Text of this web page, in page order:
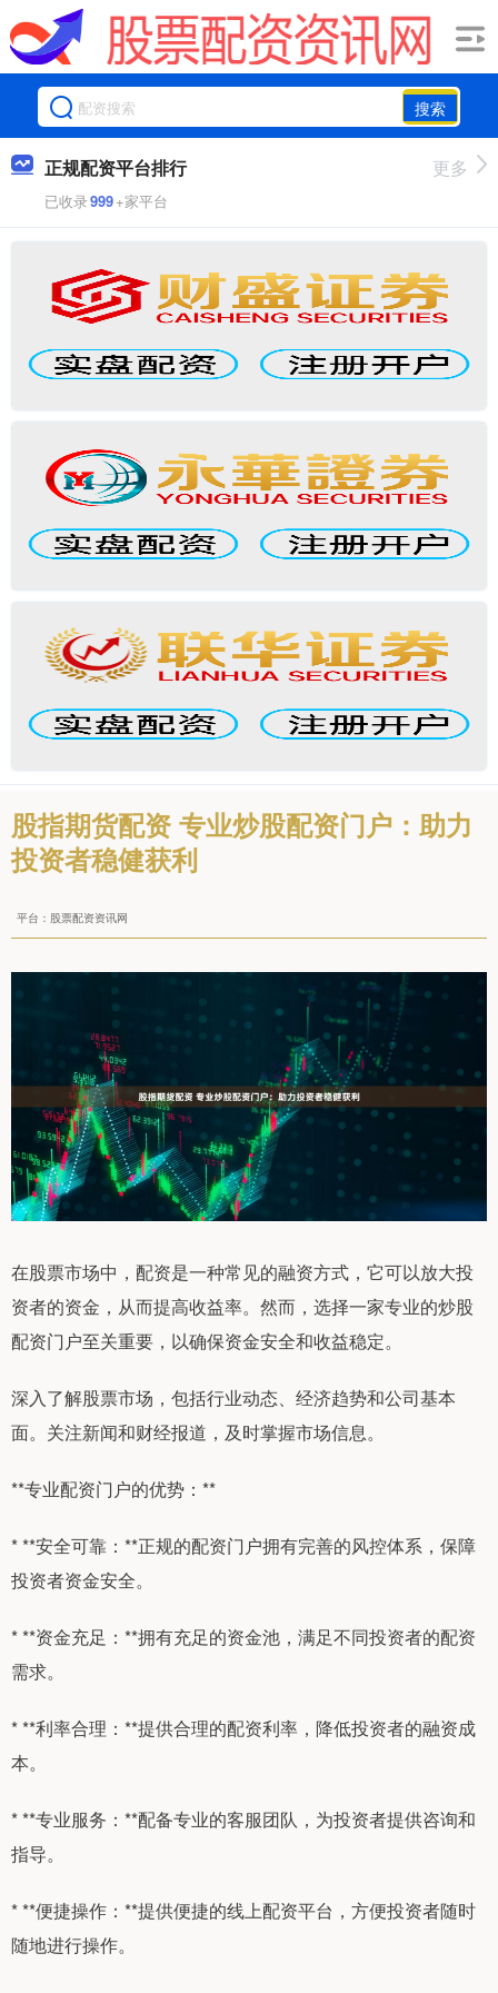
搜索
正规配资平台排行
已收录999+家平台
更多
股指期货配资 专业炒股配资门户：助力
投资者稳健获利
平台：股票配资资讯网
在股票市场中，配资是一种常见的融资方式，它可以放大投
资者的资金，从而提高收益率。然而，选择一家专业的炒股
配资门户至关重要，以确保资金安全和收益稳定。
深入了解股票市场，包括行业动态、经济趋势和公司基本
面。关注新闻和财经报道，及时掌握市场信息。
**专业配资门户的优势：**
* **安全可靠：**正规的配资门户拥有完善的风控体系，保障
投资者资金安全。
* **资金充足：**拥有充足的资金池，满足不同投资者的配资
需求。
* **利率合理：**提供合理的配资利率，降低投资者的融资成
本。
* **专业服务：**配备专业的客服团队，为投资者提供咨询和
指导。
* **便捷操作：**提供便捷的线上配资平台，方便投资者随时
随地进行操作。